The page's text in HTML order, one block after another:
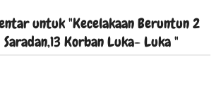
untuk "Kecelakaan Beruntun 2
Saradan,13 Korban Luka- Luka "